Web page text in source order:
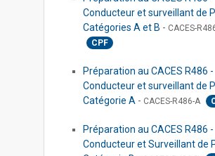
Conducteur et surveillant de
Catégories A et B - CACES-
CPF
Préparation au CACES R486 -
Conducteur et surveillant de
Catégorie A - CACES-R486-A
Préparation au CACES R486 -
Conducteur et Surveillant de